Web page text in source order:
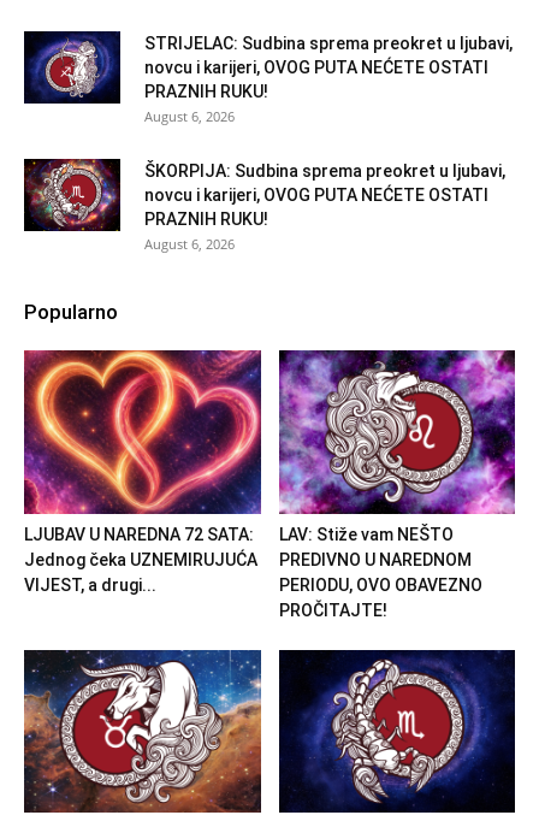
STRIJELAC: Sudbina sprema preokret u ljubavi,
novcu i karijeri, OVOG PUTA NEĆETE OSTATI
PRAZNIH RUKU!
August 6, 2026
ŠKORPIJA: Sudbina sprema preokret u ljubavi,
novcu i karijeri, OVOG PUTA NEĆETE OSTATI
PRAZNIH RUKU!
August 6, 2026
Popularno
LJUBAV U NAREDNA 72 SATA:
Jednog čeka UZNEMIRUJUĆA
VIJEST, a drugi...
LAV: Stiže vam NEŠTO
PREDIVNO U NAREDNOM
PERIODU, OVO OBAVEZNO
PROČITAJTE!